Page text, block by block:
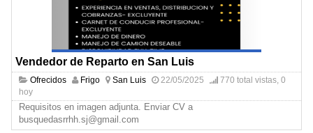
Vendedor de Reparto en San Luis
Ofrecidos Frigo San Luis 22/05/2025
770 total vistas, 0
hoy
Requisitos en imagen adjunta. Enviar CV a
busquedasrrhh.sj@gmail.com